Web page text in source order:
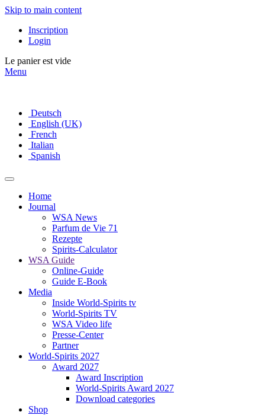
Skip to main content
Inscription
Login
Le panier est vide
Menu
Deutsch
English (UK)
French
Italian
Spanish
Home
Journal
WSA News
Parfum de Vie 71
Rezepte
Spirits-Calculator
WSA Guide
Online-Guide
Guide E-Book
Media
Inside World-Spirits tv
World-Spirits TV
WSA Video life
Presse-Center
Partner
World-Spirits 2027
Award 2027
Award Inscription
World-Spirits Award 2027
Download categories
Shop